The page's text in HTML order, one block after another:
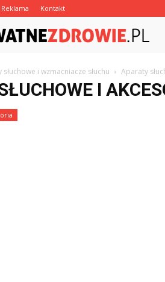
Reklama Kontakt
i wzmacniacze słuchu Aparaty
I